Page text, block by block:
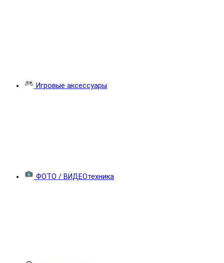
Игровые аксессуары
ФОТО / ВИДЕОтехника